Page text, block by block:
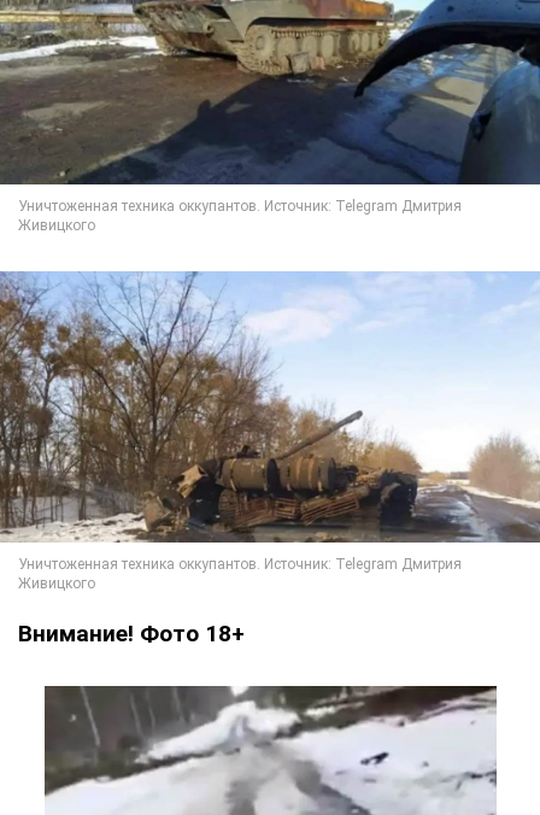
Внимание! Фото 18+